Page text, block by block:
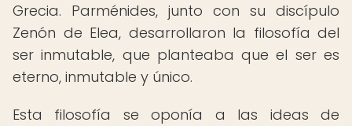
Grecia. Parménides, junto con su discípulo
Zenón de Elea, desarrollaron la filosofía del
ser inmutable, que planteaba que el ser es
eterno, inmutable y único.
Esta filosofía se oponía a las ideas de